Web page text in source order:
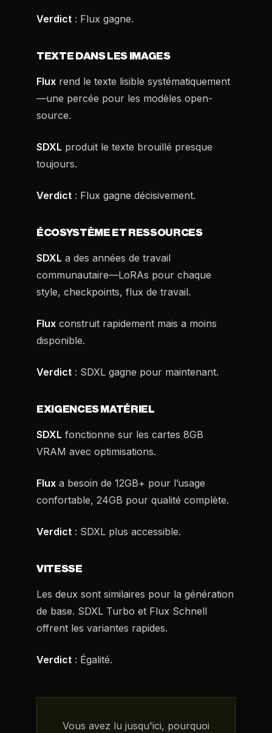
Verdict : Flux gagne.
TEXTE DANS LES IMAGES
Flux rend le texte lisible systématiquement
—une percée pour les modèles open-
source.
SDXL produit le texte brouillé presque
toujours.
Verdict : Flux gagne décisivement.
ÉCOSYSTÈME ET RESSOURCES
SDXL a des années de travail
communautaire—LoRAs pour chaque
style, checkpoints, flux de travail.
Flux construit rapidement mais a moins
disponible.
Verdict : SDXL gagne pour maintenant.
EXIGENCES MATÉRIEL
SDXL fonctionne sur les cartes 8GB
VRAM avec optimisations.
Flux a besoin de 12GB+ pour l’usage
confortable, 24GB pour qualité complète.
Verdict : SDXL plus accessible.
VITESSE
Les deux sont similaires pour la génération
de base. SDXL Turbo et Flux Schnell
offrent les variantes rapides.
Verdict : Égalité.
Vous avez lu jusqu'ici, pourquoi